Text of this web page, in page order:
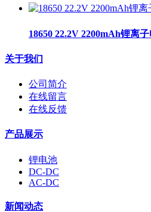
18650 22.2V 2200mAh锂离
关于我们
公司简介
在线留言
在线反馈
产品展示
锂电池
DC-DC
AC-DC
新闻动态